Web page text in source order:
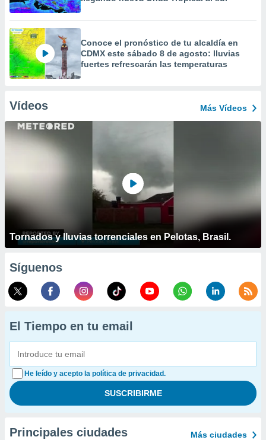
Conoce el pronóstico de tu alcaldía en
CDMX este sábado 8 de agosto: lluvias
fuertes refrescarán las temperaturas
Vídeos Más Vídeos
Tornados y lluvias torrenciales en Pelotas, Brasil.
Síguenos
El Tiempo en tu email
He leído y acepto la política de privacidad.
Principales ciudades Más ciudades